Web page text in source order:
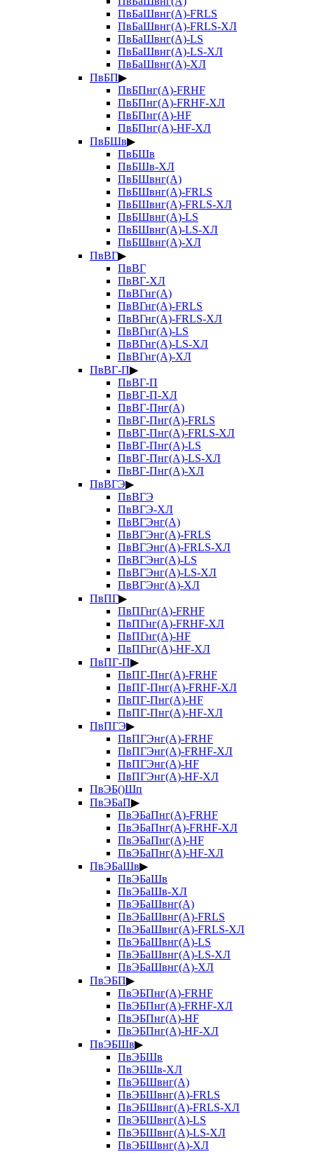
ПвБаШвнг(А)-FRLS
ПвБаШвнг(А)-FRLS-ХЛ
ПвБаШвнг(А)-LS
ПвБаШвнг(А)-LS-ХЛ
ПвБаШвнг(А)-ХЛ
ПвБП▶
ПвБПнг(А)-FRHF
ПвБПнг(А)-FRHF-ХЛ
ПвБПнг(А)-HF
ПвБПнг(А)-HF-ХЛ
ПвБШв▶
ПвБШв
ПвБШв-ХЛ
ПвБШвнг(А)
ПвБШвнг(А)-FRLS
ПвБШвнг(А)-FRLS-ХЛ
ПвБШвнг(А)-LS
ПвБШвнг(А)-LS-ХЛ
ПвБШвнг(А)-ХЛ
ПвВГ▶
ПвВГ
ПвВГ-ХЛ
ПвВГнг(А)
ПвВГнг(А)-FRLS
ПвВГнг(А)-FRLS-ХЛ
ПвВГнг(А)-LS
ПвВГнг(А)-LS-ХЛ
ПвВГнг(А)-ХЛ
ПвВГ-П▶
ПвВГ-П
ПвВГ-П-ХЛ
ПвВГ-Пнг(А)
ПвВГ-Пнг(А)-FRLS
ПвВГ-Пнг(А)-FRLS-ХЛ
ПвВГ-Пнг(А)-LS
ПвВГ-Пнг(А)-LS-ХЛ
ПвВГ-Пнг(А)-ХЛ
ПвВГЭ▶
ПвВГЭ
ПвВГЭ-ХЛ
ПвВГЭнг(А)
ПвВГЭнг(А)-FRLS
ПвВГЭнг(А)-FRLS-ХЛ
ПвВГЭнг(А)-LS
ПвВГЭнг(А)-LS-ХЛ
ПвВГЭнг(А)-ХЛ
ПвПГ▶
ПвПГнг(А)-FRHF
ПвПГнг(А)-FRHF-ХЛ
ПвПГнг(А)-HF
ПвПГнг(А)-HF-ХЛ
ПвПГ-П▶
ПвПГ-Пнг(А)-FRHF
ПвПГ-Пнг(А)-FRHF-ХЛ
ПвПГ-Пнг(А)-HF
ПвПГ-Пнг(А)-HF-ХЛ
ПвПГЭ▶
ПвПГЭнг(А)-FRHF
ПвПГЭнг(А)-FRHF-ХЛ
ПвПГЭнг(А)-HF
ПвПГЭнг(А)-HF-ХЛ
ПвЭБ()Шп
ПвЭБаП▶
ПвЭБаПнг(А)-FRHF
ПвЭБаПнг(А)-FRHF-ХЛ
ПвЭБаПнг(А)-HF
ПвЭБаПнг(А)-HF-ХЛ
ПвЭБаШв▶
ПвЭБаШв
ПвЭБаШв-ХЛ
ПвЭБаШвнг(А)
ПвЭБаШвнг(А)-FRLS
ПвЭБаШвнг(А)-FRLS-ХЛ
ПвЭБаШвнг(А)-LS
ПвЭБаШвнг(А)-LS-ХЛ
ПвЭБаШвнг(А)-ХЛ
ПвЭБП▶
ПвЭБПнг(А)-FRHF
ПвЭБПнг(А)-FRHF-ХЛ
ПвЭБПнг(А)-HF
ПвЭБПнг(А)-HF-ХЛ
ПвЭБШв▶
ПвЭБШв
ПвЭБШв-ХЛ
ПвЭБШвнг(А)
ПвЭБШвнг(А)-FRLS
ПвЭБШвнг(А)-FRLS-ХЛ
ПвЭБШвнг(А)-LS
ПвЭБШвнг(А)-LS-ХЛ
ПвЭБШвнг(А)-ХЛ